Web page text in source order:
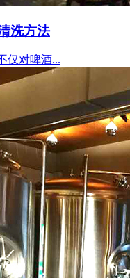
洗方法
仅对啤酒...